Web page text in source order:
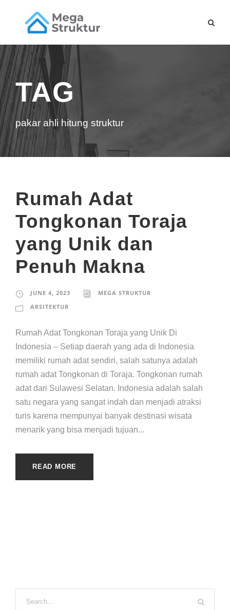
TAG
pakar ahli hitung struktur
Rumah Adat
Tongkonan Toraja
yang Unik dan
Penuh Makna
JUNE 4, 2023
MEGA STRUKTUR
ARSITEKTUR
Rumah Adat Tongkonan Toraja yang Unik Di
Indonesia – Setiap daerah yang ada di Indonesia
memiliki rumah adat sendiri, salah satunya adalah
rumah adat Tongkonan di Toraja. Tongkonan rumah
adat dari Sulawesi Selatan. Indonesia adalah salah
satu negara yang sangat indah dan menjadi atraksi
turis karena mempunyai banyak destinasi wisata
menarik yang bisa menjadi tujuan...
READ MORE